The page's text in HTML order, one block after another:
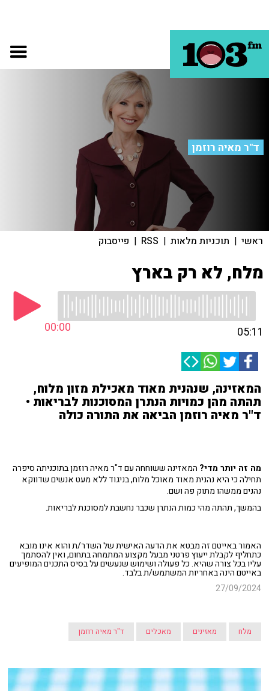
ד"ר מאיה רוזמן
ראשי | תוכניות מלאות |
RSS
| פייסבוק
מלח, לא רק בארץ
00:00 05:11
המאזינה, שנהנית מאוד מאכילת מזון מלוח,
תהתה מהן כמויות הנתרן המסוכנות לבריאות •
ד"ר מאיה רוזמן הביאה את התורה כולה
מה זה יותר מדי? המאזינה ששוחחה עם ד"ר מאיה רוזמן בתוכניתה סיפרה
תחילה כי היא נהנית מאוד מאוכל מלוח, בניגוד ללא מעט אנשים שדווקא
נהנים ממשהו מתוק פה ושם.
בהמשך, תהתה מהי כמות הנתרן שכבר נחשבת למסוכנת לבריאות.
האמור באייטם זה מבטא את הדעה האישית של השדר/ת והוא אינו מובא
כתחליף לקבלת ייעוץ פרטני מבעל מקצוע המתמחה בתחום, ואין להסתמך
עליו בכל צורה שהיא. כל פעולה ושימוש שנעשים על בסיס התכנים המופיעים
באייטם הינה באחריות המשתמש/ת בלבד.
27/09/2024
מלח מאזינים מאכלים ד"ר מאיה רוזמן